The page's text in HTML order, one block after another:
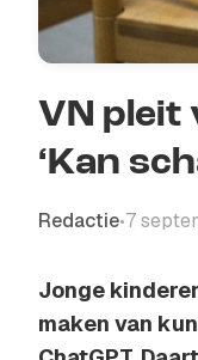
VN pleit
‘Kan
Redactie•7
Jonge
maken van